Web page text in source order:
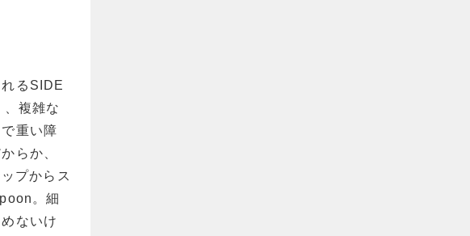
るSIDE
複雑な
重い障
らか、
プからス
。細
ないけ